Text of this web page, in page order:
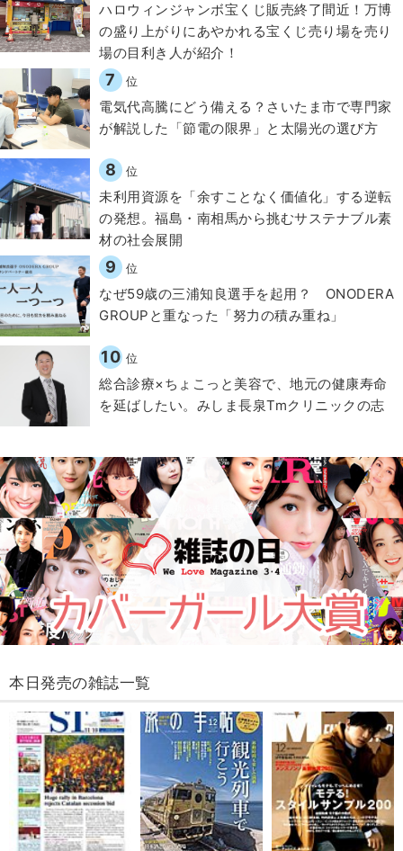
ハロウィンジャンボ宝くじ販売終了間近！万博
の盛り上がりにあやかれる宝くじ売り場を売り
場の目利き人が紹介！
7 位
電気代高騰にどう備える？さいたま市で専門家
が解説した「節電の限界」と太陽光の選び方
8 位
​​未利用資源を「余すことなく価値化」する逆転
の発想。福島・南相馬から挑むサステナブル素
材の社会展開​
9 位
なぜ59歳の三浦知良選手を起用？ ONODERA
GROUPと重なった「努力の積み重ね」
10 位
総合診療×ちょこっと美容で、地元の健康寿命
を延ばしたい。みしま長泉Tmクリニックの志
本日発売の雑誌一覧